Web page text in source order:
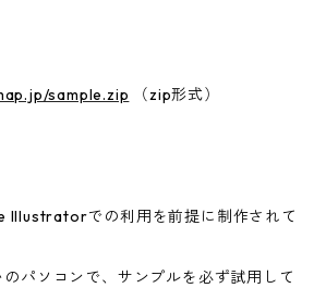
sample.zip （zip形式）
Illustratorでの利用を前提に制作されて
パソコンで、サンプルを必ず試用して